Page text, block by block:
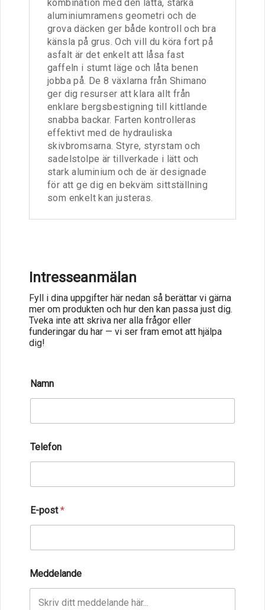
kombination med den lätta, starka
aluminiumramens geometri och de
grova däcken ger både kontroll och bra
känsla på grus. Och vill du köra fort på
asfalt är det enkelt att låsa fast
gaffeln i stumt läge och låta benen
jobba på. De 8 växlarna från Shimano
ger dig resurser att klara allt från
enklare bergsbestigning till kittlande
snabba backar. Farten kontrolleras
effektivt med de hydrauliska
skivbromsarna. Styre, styrstam och
sadelstolpe är tillverkade i lätt och
stark aluminium och de är designade
för att ge dig en bekväm sittställning
som enkelt kan justeras.
Intresseanmälan
Fyll i dina uppgifter här nedan så berättar vi gärna
mer om produkten och hur den kan passa just dig.
Tveka inte att skriva ner alla frågor eller
funderingar du har — vi ser fram emot att hjälpa
dig!
Namn
Telefon
E-post*
Meddelande